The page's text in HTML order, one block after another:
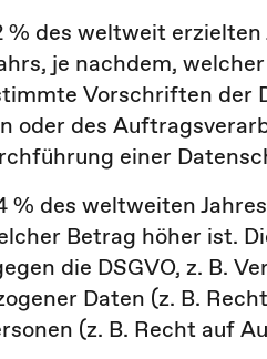
% des weltweit
je nachdem,
Vorschriften der
oder des
einer
% des weltweiten
Betrag höher ist.
die DSGVO, z. B.
Daten (z. B.
(z. B. Recht auf